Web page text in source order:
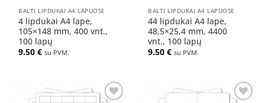
BALTI LIPDUKAI A4 LAPUOSE
4 lipdukai A4 lape,
105×148 mm, 400 vnt.,
100 lapų
9.50€ su PVM.
BALTI LIPDUKAI A4 LAPUOSE
44 lipdukai A4 lape,
48,5×25,4 mm, 4400
vnt., 100 lapų
9.50€ su PVM.